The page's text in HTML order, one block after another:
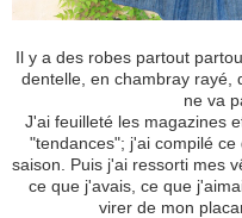
Il y a des robes partout
dentelle, en chambray rayé,
ne va
J'ai feuilleté les magazines
"tendances"; j'ai compilé
saison. Puis j'ai ressorti mes
ce que j'avais, ce que
virer de mon